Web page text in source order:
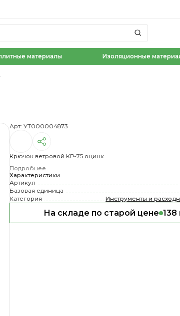
материалы Изоляционные
Арт: УТ000004873
Крючок ветровой КР-75 оцинк.
Подробнее
Характеристики
Артикул
Базовая единица
Категория
Инструменты и
На складе по старой цене 138